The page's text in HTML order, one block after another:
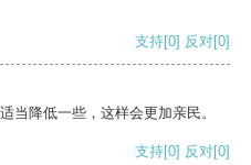
支持[0] 反对[0]
当降低一些，这样会更加亲民。
支持[0] 反对[0]